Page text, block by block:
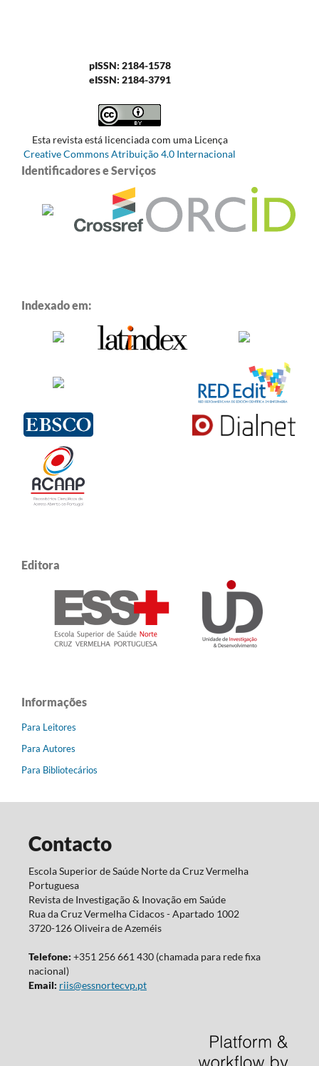
pISSN: 2184-1578
eISSN: 2184-3791
Esta revista está licenciada com uma Licença
Creative Commons Atribuição 4.0 Internacional
Identificadores e Serviços
Indexado em:
Editora
Informações
Para Leitores
Para Autores
Para Bibliotecários
Contacto
Escola Superior de Saúde Norte da Cruz Vermelha
Portuguesa
Revista de Investigação & Inovação em Saúde
Rua da Cruz Vermelha Cidacos - Apartado 1002
3720-126 Oliveira de Azeméis
Telefone: +351 256 661 430 (chamada para rede fixa
nacional)
Email: riis@essnortecvp.pt